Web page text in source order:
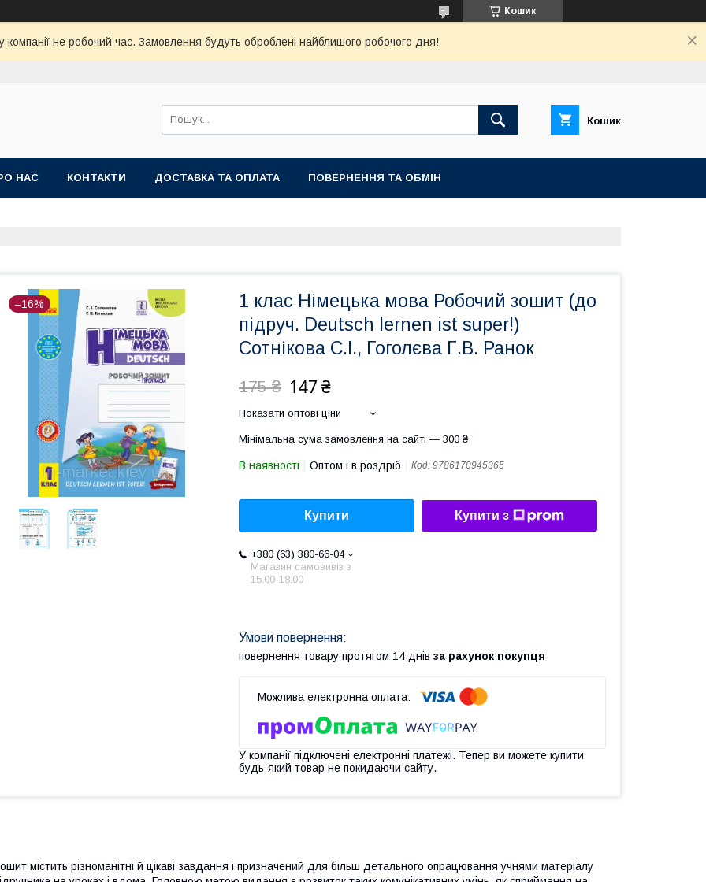
Кошик
компанії не робочий час. Замовлення будуть оброблені найблишого робочого дня!
Кошик
НАС КОНТАКТИ ДОСТАВКА ТА ОПЛАТА ПОВЕРНЕННЯ ТА ОБМІН
–16%
1 клас Німецька мова Робочий зошит (до
підруч. Deutsch lernen ist super!)
Сотнікова С.І., Гоголєва Г.В. Ранок
175 ₴ 147 ₴
Показати оптові ціни
Мінімальна сума замовлення на сайті — 300 ₴
В наявності Оптом і в роздріб Код: 9786170945365
Купити Купити з
+380 (63) 380-66-04
Магазин самовивіз з
15.00-18.00
повернення товару протягом 14 днів за рахунок покупця
У компанії підключені електронні платежі. Тепер ви можете купити
будь-який товар не покидаючи сайту.
містить різноманітні й цікаві завдання і призначений для більш детального опрацювання учнями матеріалу